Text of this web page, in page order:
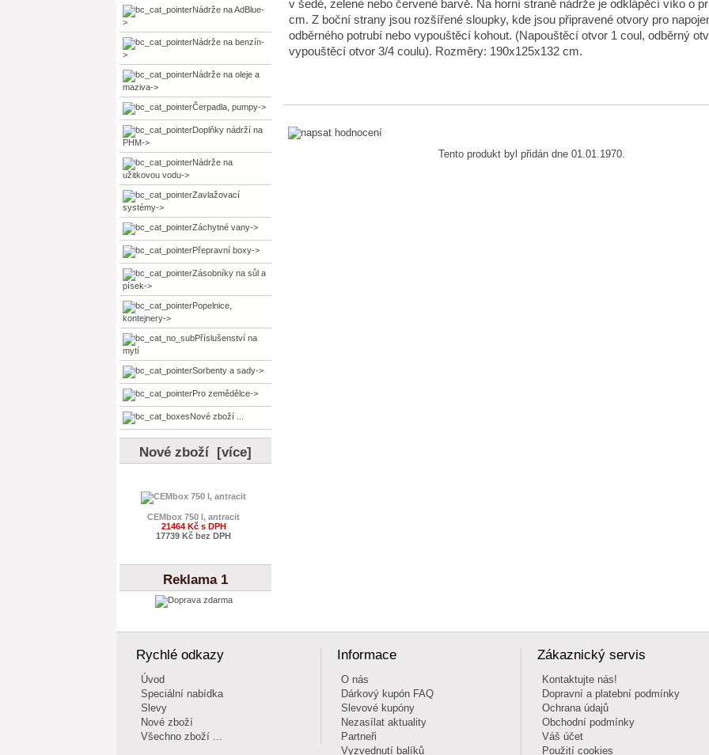
Nádrže na AdBlue-
>
Nádrže na benzín-
>
Nádrže na oleje a
maziva->
Čerpadla, pumpy->
Doplňky nádrží na
PHM->
Nádrže na
užitkovou vodu->
Zavlažovací
systémy->
Záchytné vany->
Přepravní boxy->
Zásobníky na sůl a
písek->
Popelnice,
kontejnery->
Příslušenství na
mytí
Sorbenty a sady->
Pro zemědělce->
Nové zboží ...
Nové zboží [více]
CEMbox 750 l, antracit
21464 Kč s DPH
17739 Kč bez DPH
Reklama 1
v šedé, zelené nebo červené barvě. Na horní straně nádrže je odklápěcí víko o
cm. Z boční strany jsou rozšířené sloupky, kde jsou připravené otvory pro
odběrného potrubí nebo vypouštěcí kohout. (Napouštěcí otvor 1 coul, odběrný
vypouštěcí otvor 3/4 coulu). Rozměry: 190x125x132 cm.
Tento produkt byl přidán dne 01.01.1970.
Rychlé odkazy
Úvod
Speciální nabídka
Slevy
Nové zboží
Všechno zboží ...
Informace
O nás
Dárkový kupón FAQ
Slevové kupóny
Nezasílat aktuality
Partneři
Vyzvednutí balíků
Zákaznický servis
Kontaktujte nás!
Dopravní a platební podmínky
Ochrana údajů
Obchodní podmínky
Váš účet
Použití cookies